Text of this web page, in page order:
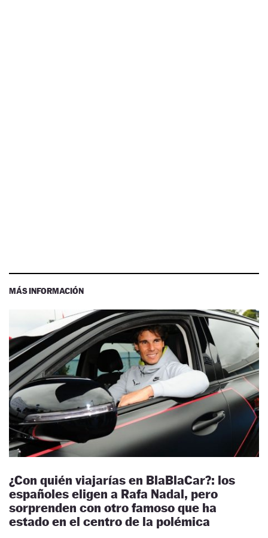
MÁS INFORMACIÓN
¿Con quién viajarías en BlaBlaCar?: los
españoles eligen a Rafa Nadal, pero
sorprenden con otro famoso que ha
estado en el centro de la polémica